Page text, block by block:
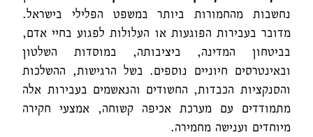
נחשבות מהחמורות ביותר במשפט הפלילי בישראל.
מדובר בעבירות הפוגעות או העלולות לפגוע בחיי אדם,
בביטחון המדינה, ביציבותה, במוסדות השלטון
ובאינטרסים חיוניים נוספים. בשל הרגישות, ההשלכות
והסנקציות הכבדות, החשודים והנאשמים בעבירות אלה
מתמודדים עם מערכת אכיפה קשוחה, אמצעי חקירה
מיוחדים וענישה מחמירה.